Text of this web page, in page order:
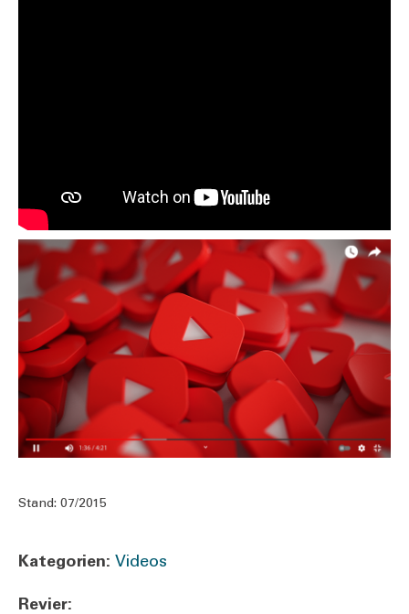
Stand: 07/2015
Kate­go­rien: Videos
Revier: